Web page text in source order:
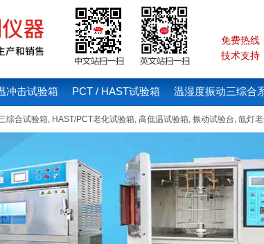
免费热线
技术支持
冲击试验箱 PCT / HAST试验箱 温湿度振动三综合
综合试验箱, HAST/PCT老化试验箱, 高低温试验箱, 振动试验台, 氙灯